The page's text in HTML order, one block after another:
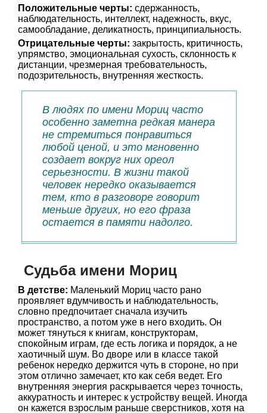
Положительные черты: сдержанность,
наблюдательность, интеллект, надежность, вкус,
самообладание, деликатность, принципиальность.
Отрицательные черты: закрытость, критичность,
упрямство, эмоциональная сухость, склонность к
дистанции, чрезмерная требовательность,
подозрительность, внутренняя жесткость.
В людях по имени Мориц часто
особенно заметна редкая манера
не стремиться понравиться
любой ценой, и это мгновенно
создает вокруг них ореол
серьезности. В жизни такой
человек нередко оказывается
тем, кто в разговоре говорит
меньше других, но его фраза
остается в памяти надолго.
Судьба имени Мориц
В детстве: Маленький Мориц часто рано
проявляет вдумчивость и наблюдательность,
словно предпочитает сначала изучить
пространство, а потом уже в него входить. Он
может тянуться к книгам, конструкторам,
спокойным играм, где есть логика и порядок, а не
хаотичный шум. Во дворе или в классе такой
ребенок нередко держится чуть в стороне, но при
этом отлично замечает, кто как себя ведет. Его
внутренняя энергия раскрывается через точность,
аккуратность и интерес к устройству вещей. Иногда
он кажется взрослым раньше сверстников, хотя на